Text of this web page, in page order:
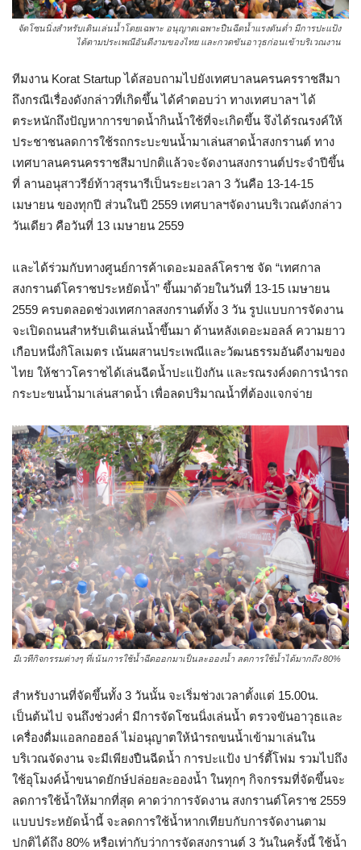
จัดโซนนิ่งสำหรับเดินเล่นน้ำโดยเฉพาะ อนุญาตเฉพาะปืนฉีดน้ำแรงดันต่ำ มีการปะแป้ง
ได้ตามประเพณีอันดีงามของไทย และกวดขันอาวุธก่อนเข้าบริเวณงาน
ทีมงาน Korat Startup ได้สอบถามไปยังเทศบาลนครนครราชสีมา
ถึงกรณีเรื่องดังกล่าวที่เกิดขึ้น ได้คำตอบว่า ทางเทศบาลฯ ได้
ตระหนักถึงปัญหาการขาดน้ำกินน้ำใช้ที่จะเกิดขึ้น จึงได้รณรงค์ให้
ประชาชนลดการใช้รถกระบะขนน้ำมาเล่นสาดน้ำสงกรานต์ ทาง
เทศบาลนครนครราชสีมาปกติแล้วจะจัดงานสงกรานต์ประจำปีขึ้น
ที่ ลานอนุสาวรีย์ท้าวสุรนารีเป็นระยะเวลา 3 วันคือ 13-14-15
เมษายน ของทุกปี ส่วนในปี 2559 เทศบาลฯจัดงานบริเวณดังกล่าว
วันเดียว คือวันที่ 13 เมษายน 2559
และได้ร่วมกับทางศูนย์การค้าเดอะมอลล์โคราช จัด “เทศกาล
สงกรานต์โคราชประหยัดน้ำ” ขึ้นมาด้วยในวันที่ 13-15 เมษายน
2559 ครบตลอดช่วงเทศกาลสงกรานต์ทั้ง 3 วัน รูปแบบการจัดงาน
จะเปิดถนนสำหรับเดินเล่นน้ำขึ้นมา ด้านหลังเดอะมอลล์ ความยาว
เกือบหนึ่งกิโลเมตร เน้นผสานประเพณีและวัฒนธรรมอันดีงามของ
ไทย ให้ชาวโคราชได้เล่นฉีดน้ำปะแป้งกัน และรณรงค์งดการนำรถ
กระบะขนน้ำมาเล่นสาดน้ำ เพื่อลดปริมาณน้ำที่ต้องแจกจ่าย
มีเวทีกิจกรรมต่างๆ ที่เน้นการใช้น้ำฉีดออกมาเป็นละอองน้ำ ลดการใช้น้ำได้มากถึง 80%
สำหรับงานที่จัดขึ้นทั้ง 3 วันนั้น จะเริ่มช่วงเวลาตั้งแต่ 15.00น.
เป็นต้นไป จนถึงช่วงค่ำ มีการจัดโซนนิ่งเล่นน้ำ ตรวจขันอาวุธและ
เครื่องดื่มแอลกอฮอล์ ไม่อนุญาตให้นำรถขนน้ำเข้ามาเล่นใน
บริเวณจัดงาน จะมีเพียงปืนฉีดน้ำ การปะแป้ง ปาร์ตี้โฟม รวมไปถึง
ใช้อุโมงค์น้ำขนาดยักษ์ปล่อยละอองน้ำ ในทุกๆ กิจกรรมที่จัดขึ้นจะ
ลดการใช้น้ำให้มากที่สุด คาดว่าการจัดงาน สงกรานต์โคราช 2559
แบบประหยัดน้ำนี้ จะลดการใช้น้ำหากเทียบกับการจัดงานตาม
ปกติได้ถึง 80% หรือเท่ากับว่าการจัดสงกรานต์ 3 วันในครั้งนี้ ใช้น้ำ